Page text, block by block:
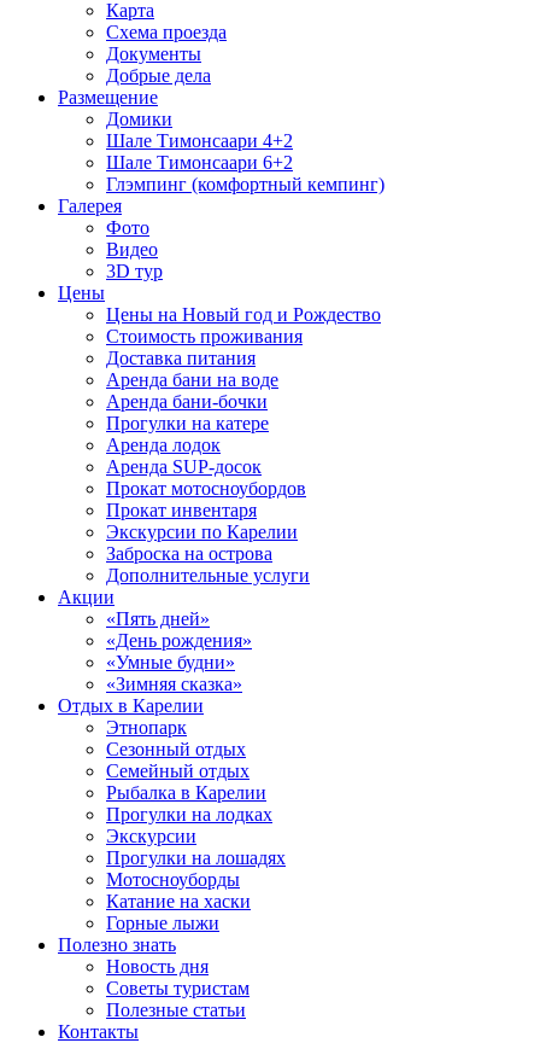
Карта
Схема проезда
Документы
Добрые дела
Размещение
Домики
Шале Тимонсаари 4+2
Шале Тимонсаари 6+2
Глэмпинг (комфортный кемпинг)
Галерея
Фото
Видео
3D тур
Цены
Цены на Новый год и Рождество
Стоимость проживания
Доставка питания
Аренда бани на воде
Аренда бани-бочки
Прогулки на катере
Аренда лодок
Аренда SUP-досок
Прокат мотосноубордов
Прокат инвентаря
Экскурсии по Карелии
Заброска на острова
Дополнительные услуги
Акции
«Пять дней»
«День рождения»
«Умные будни»
«Зимняя сказка»
Отдых в Карелии
Этнопарк
Сезонный отдых
Семейный отдых
Рыбалка в Карелии
Прогулки на лодках
Экскурсии
Прогулки на лошадях
Мотосноуборды
Катание на хаски
Горные лыжи
Полезно знать
Новость дня
Советы туристам
Полезные статьи
Контакты